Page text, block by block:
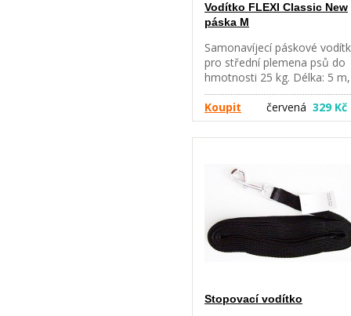
Vodítko FLEXI Classic New
páska M
Samonavíjecí páskové
pro střední plemena psů do
hmotnosti 25 kg. Délka: 5 m,
hmotnost 300 g. Navíjecí
vodítka flexi poskytují
psovi potřebnou volnost
výběhu. Díky brzdícímu
ovládat jednou rukou, máte
Vašeho psa vždy pod
kontrolou. S chromovanou
karabinou. Lze rozšířit o
igelitové sáčky a LED
Koupit červená 329 Kč
Stopovací vodítko